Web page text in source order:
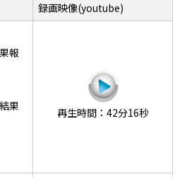
録画映像(youtube)
報
果
再生時間：42分16秒